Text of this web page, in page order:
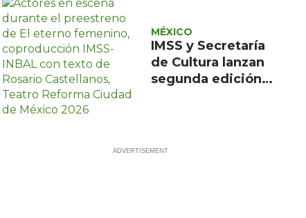
MÉXICO
IMSS y Secretaría
de Cultura lanzan
segunda edición